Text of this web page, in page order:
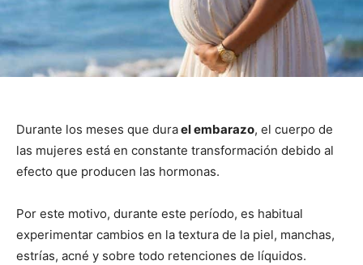
Durante los meses que durael embarazo, el cuerpo de
las mujeres está en constante transformación debido al
efecto que producen las hormonas.
Por este motivo, durante este período, es habitual
experimentar cambios en la textura de la piel, manchas,
estrías, acné y sobre todo retenciones de líquidos.